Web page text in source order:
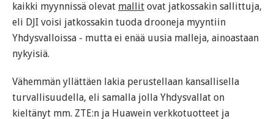
kaikki myynnissä olevat mallit ovat jatkossakin sallittuja,
eli DJI voisi jatkossakin tuoda drooneja myyntiin
Yhdysvalloissa - mutta ei enää uusia malleja, ainoastaan
nykyisiä.
Vähemmän yllättäen lakia perustellaan kansallisella
turvallisuudella, eli samalla jolla Yhdysvallat on
kieltänyt mm. ZTE:n ja Huawein verkkotuotteet ja